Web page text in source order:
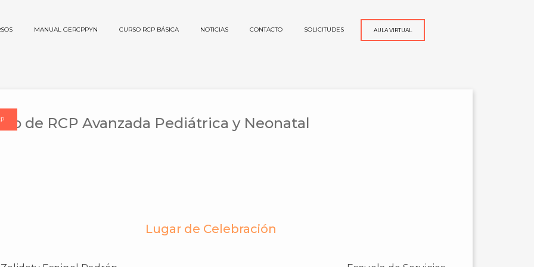
MANUAL GERCPPYN CURSO RCP BÁSICA NOTICIAS CONTACTO SOLICITUDES AULA VIRTUAL
de RCP Avanzada Pediátrica y Neonatal
Lugar de Celebración